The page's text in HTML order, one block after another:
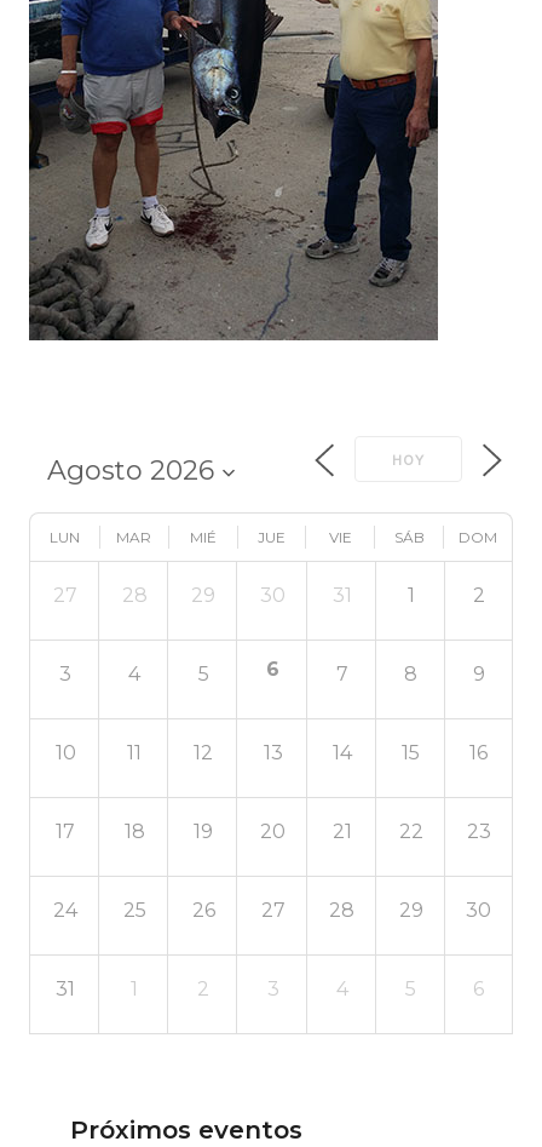
HOY
LUN MAR MIÉ JUE VIE SÁB DOM
27 28 29 30 31 1 2
3 4 5 6 7 8 9
10 11 12 13 14 15 16
17 18 19 20 21 22 23
24 25 26 27 28 29 30
31 1 2 3 4 5 6
Próximos eventos